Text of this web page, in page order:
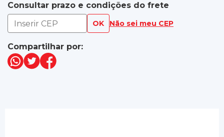
Consultar prazo e condições do frete
OK Não sei meu CEP
Compartilhar por: